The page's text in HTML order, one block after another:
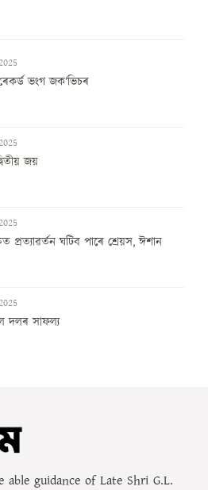
ভংগ জক’ভিচৰ
জয়
প্ৰত্যাৱৰ্তন ঘটিব পাৰে শ্ৰেয়স, ঈশান
দলৰ সাফল্য
able guidance of Late Shri G.L.